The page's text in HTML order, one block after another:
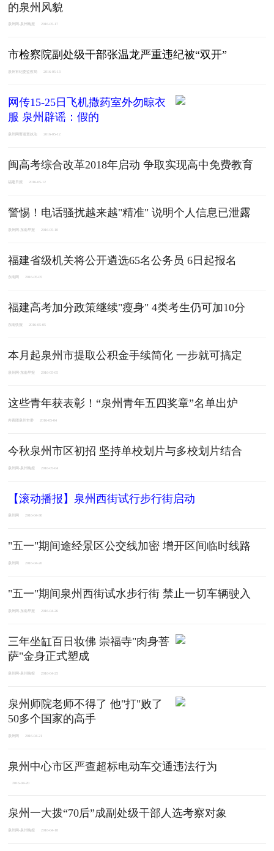
的泉州风貌
泉州网-泉州晚报 2016-05-17
市检察院副处级干部张温龙严重违纪被“双开”
泉州市纪委监察局 2016-05-13
网传15-25日飞机撒药室外勿晾衣
服 泉州辟谣：假的
泉州网警巡查执法 2016-05-12
闽高考综合改革2018年启动 争取实现高中免费教育
福建日报 2016-05-12
警惕！电话骚扰越来越"精准" 说明个人信息已泄露
泉州网-东南早报 2016-05-10
福建省级机关将公开遴选65名公务员 6日起报名
东南网 2016-05-05
福建高考加分政策继续"瘦身" 4类考生仍可加10分
东南快报 2016-05-05
本月起泉州市提取公积金手续简化 一步就可搞定
泉州网-东南早报 2016-05-05
这些青年获表彰！“泉州青年五四奖章”名单出炉
共青团泉州市委 2016-05-04
今秋泉州市区初招 坚持单校划片与多校划片结合
泉州网-泉州晚报 2016-05-04
【滚动播报】泉州西街试行步行街启动
泉州网 2016-04-30
"五一"期间途经景区公交线加密 增开区间临时线路
泉州网 2016-04-26
"五一"期间泉州西街试水步行街 禁止一切车辆驶入
泉州网-东南早报 2016-04-26
三年坐缸百日妆佛 崇福寺"肉身菩
萨"金身正式塑成
泉州网-泉州晚报 2016-04-25
泉州师院老师不得了 他"打"败了
50多个国家的高手
泉州网 2016-04-21
泉州中心市区严查超标电动车交通违法行为
2016-04-20
泉州一大拨“70后”成副处级干部人选考察对象
泉州网-泉州晚报 2016-04-18